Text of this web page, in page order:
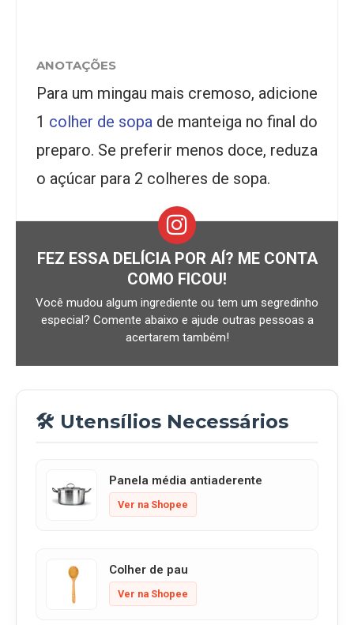
ANOTAÇÕES
Para um mingau mais cremoso, adicione
1 colher de sopa de manteiga no final do
preparo. Se preferir menos doce, reduza
o açúcar para 2 colheres de sopa.
FEZ ESSA DELÍCIA POR AÍ? ME CONTA
COMO FICOU!
Você mudou algum ingrediente ou tem um segredinho
especial? Comente abaixo e ajude outras pessoas a
acertarem também!
🛠️ Utensílios Necessários
Panela média antiaderente
Ver na Shopee
Colher de pau
Ver na Shopee